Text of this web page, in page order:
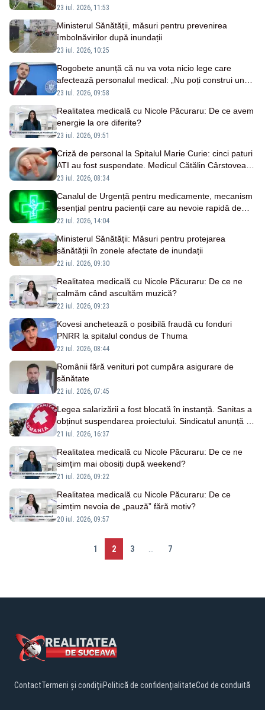
surse de apă trebuie evitate
23 iul. 2026, 11:53
Ministerul Sănătății, măsuri pentru prevenirea
îmbolnăvirilor după inundații
23 iul. 2026, 10:25
Rogobete anunță că nu va vota nicio lege care
afectează personalul medical: „Nu poți construi un
sistem mai puternic lovindu-i pe cei care îl țin în
23 iul. 2026, 09:58
Realitatea medicală cu Nicole Păcuraru: De ce avem
energie la ore diferite?
23 iul. 2026, 09:51
Criză de personal la Spitalul Marie Curie: cinci paturi
ATI au fost suspendate. Medicul Cătălin Cârstoveanu
avertizează: „Expunem la risc” pacienții
23 iul. 2026, 08:34
Canalul de Urgență pentru medicamente, mecanism
esențial pentru pacienții care au nevoie rapidă de
tratament
22 iul. 2026, 14:04
Ministerul Sănătății: Măsuri pentru protejarea
sănătății în zonele afectate de inundații
22 iul. 2026, 09:30
Realitatea medicală cu Nicole Păcuraru: De ce ne
calmăm când ascultăm muzică?
22 iul. 2026, 09:23
Kovesi anchetează o posibilă fraudă cu fonduri
PNRR la spitalul condus de Thuma
22 iul. 2026, 08:44
Românii fără venituri pot cumpăra asigurare de
sănătate
22 iul. 2026, 07:45
Legea salarizării a fost blocată în instanță. Sanitas a
obținut suspendarea proiectului. Sindicatul anunță că
rămâne pregătit de grevă generală
21 iul. 2026, 16:37
Realitatea medicală cu Nicole Păcuraru: De ce ne
simțim mai obosiți după weekend?
21 iul. 2026, 09:22
Realitatea medicală cu Nicole Păcuraru: De ce
simțim nevoia de „pauză” fără motiv?
20 iul. 2026, 09:57
1 2 3 7
ContactTermeni și condițiiPolitică de confidențialitateCod de conduită